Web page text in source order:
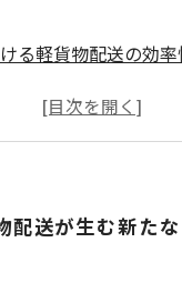
る軽貨物配送の効
送業界：足立区の軽貨
貨物配送の魅力：成
配送が生む新た